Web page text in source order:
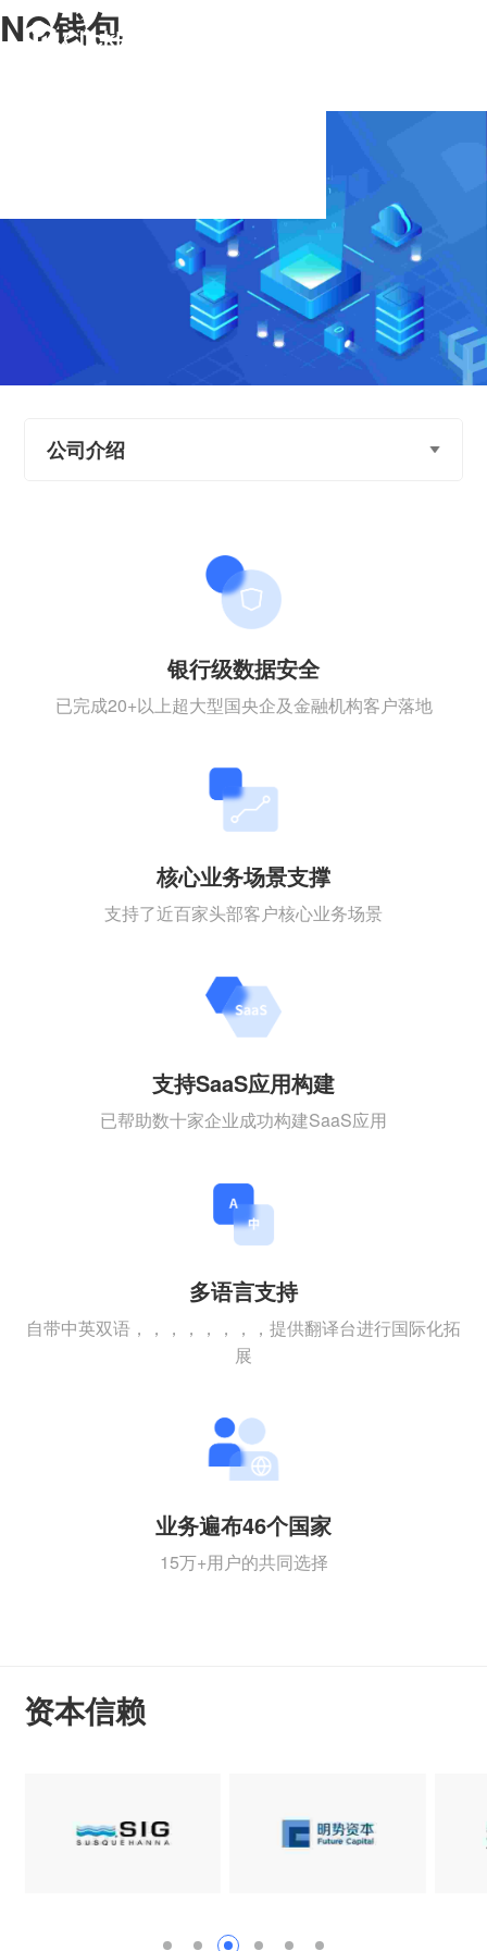
NO钱包
公司介绍
银行级数据安全
已完成20+以上超大型国央企及金融机构客户落地
核心业务场景支撑
支持了近百家头部客户核心业务场景
支持SaaS应用构建
已帮助数十家企业成功构建SaaS应用
多语言支持
自带中英双语，，，，，，，，提供翻译台进行国际化拓
展
业务遍布46个国家
15万+用户的共同选择
资本信赖